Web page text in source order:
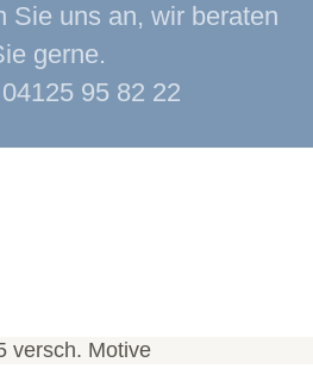
Sie uns an, wir beraten
gerne.
95 82 22
versch. Motive